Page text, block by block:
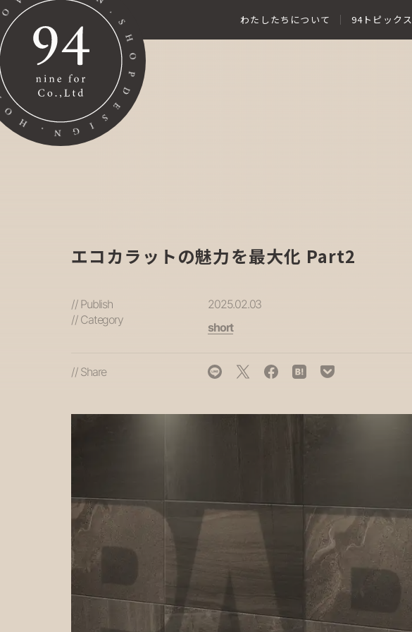
わたしたちについて 94トピックス
エコカラットの魅力を最大化 Part2
// Publish
2025.02.03
// Category
short
// Share